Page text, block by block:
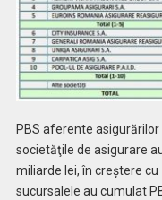
PBS aferente
societăţile de asigurare
miliarde lei, în creştere
sucursalele au cumulat